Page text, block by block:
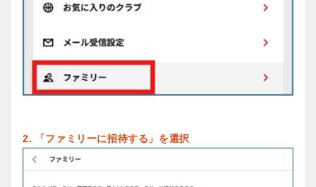
2. 「ファミリーに招待する」を選択